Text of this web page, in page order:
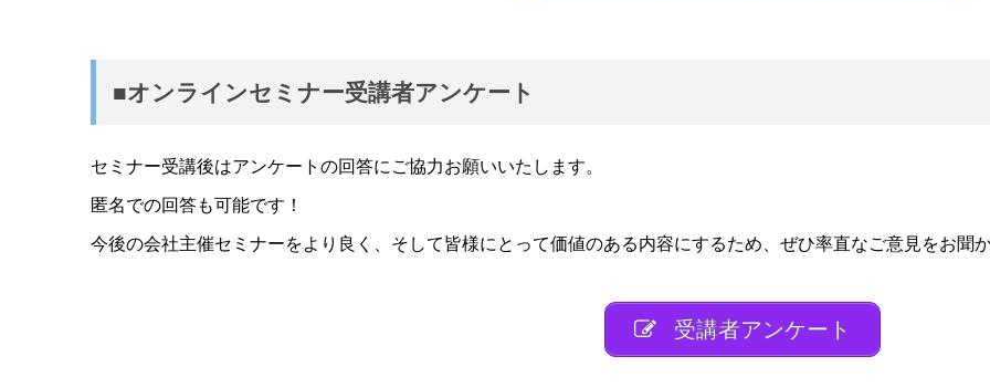
■オンラインセミナー受講者アンケート
セミナー受講後はアンケートの回答にご協力お願いいたします。
匿名での回答も可能です！
今後の会社主催セミナーをより良く、そして皆様にとって価値のある内容にするため、ぜひ率直なご意見をお聞か
受講者アンケート